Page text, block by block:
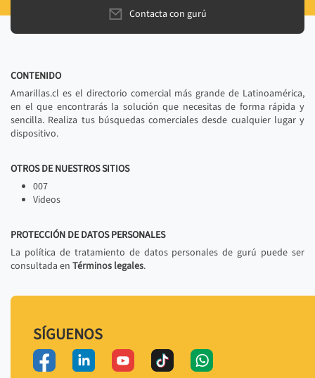
Contacta con gurú
CONTENIDO
Amarillas.cl es el directorio comercial más grande de Latinoamérica,
en el que encontrarás la solución que necesitas de forma rápida y
sencilla. Realiza tus búsquedas comerciales desde cualquier lugar y
dispositivo.
OTROS DE NUESTROS SITIOS
007
Videos
PROTECCIÓN DE DATOS PERSONALES
La política de tratamiento de datos personales de gurú puede ser
consultada en Términos legales.
SÍGUENOS